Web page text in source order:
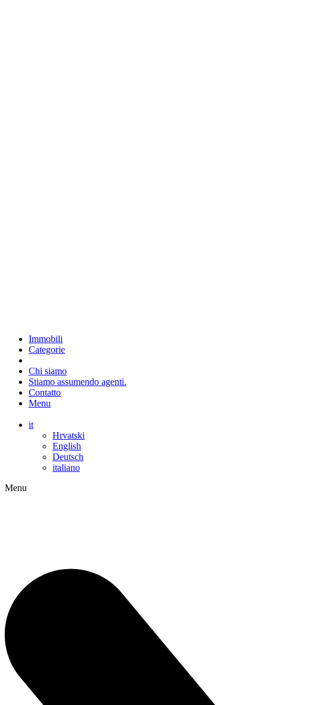
Immobili
Categorie
Chi siamo
Stiamo assumendo agenti.
Contatto
Menu
it
Hrvatski
English
Deutsch
italiano
Menu